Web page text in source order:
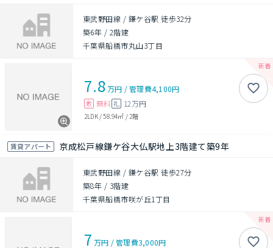
東武野田線 / 鎌ケ谷駅 徒歩32分
築6年 / 2階建
千葉県船橋市丸山3丁目
7.8万円 /管理費4,100円
敷 無料 礼 12万円
2LDK/58.94㎡ / 2階
賃貸アパート 京成松戸線鎌ケ谷大仏駅地上3階建て築9年
東武野田線 / 鎌ケ谷駅 徒歩27分
築8年 / 3階建
千葉県船橋市咲が丘1丁目
7 万円 /管理費3,000円